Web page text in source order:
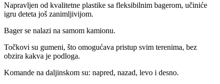
Napravljen od kvalitetne plastike sa fleksibilnim bagerom, učiniće
igru deteta još zanimljivijom.
Bager se nalazi na samom kamionu.
Točkovi su gumeni, što omogućava pristup svim terenima, bez
obzira kakva je podloga.
Komande na daljinskom su: napred, nazad, levo i desno.